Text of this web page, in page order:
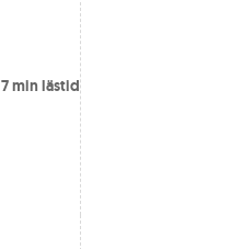
7min lästid